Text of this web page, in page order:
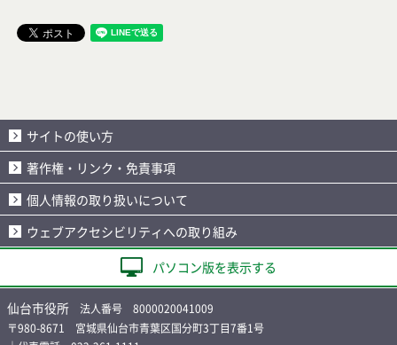
サイトの使い方
著作権・リンク・免責事項
個人情報の取り扱いについて
ウェブアクセシビリティへの取り組み
パソコン版を表示する
仙台市役所 法人番号 8000020041009
〒980-8671 宮城県仙台市青葉区国分町3丁目7番1号